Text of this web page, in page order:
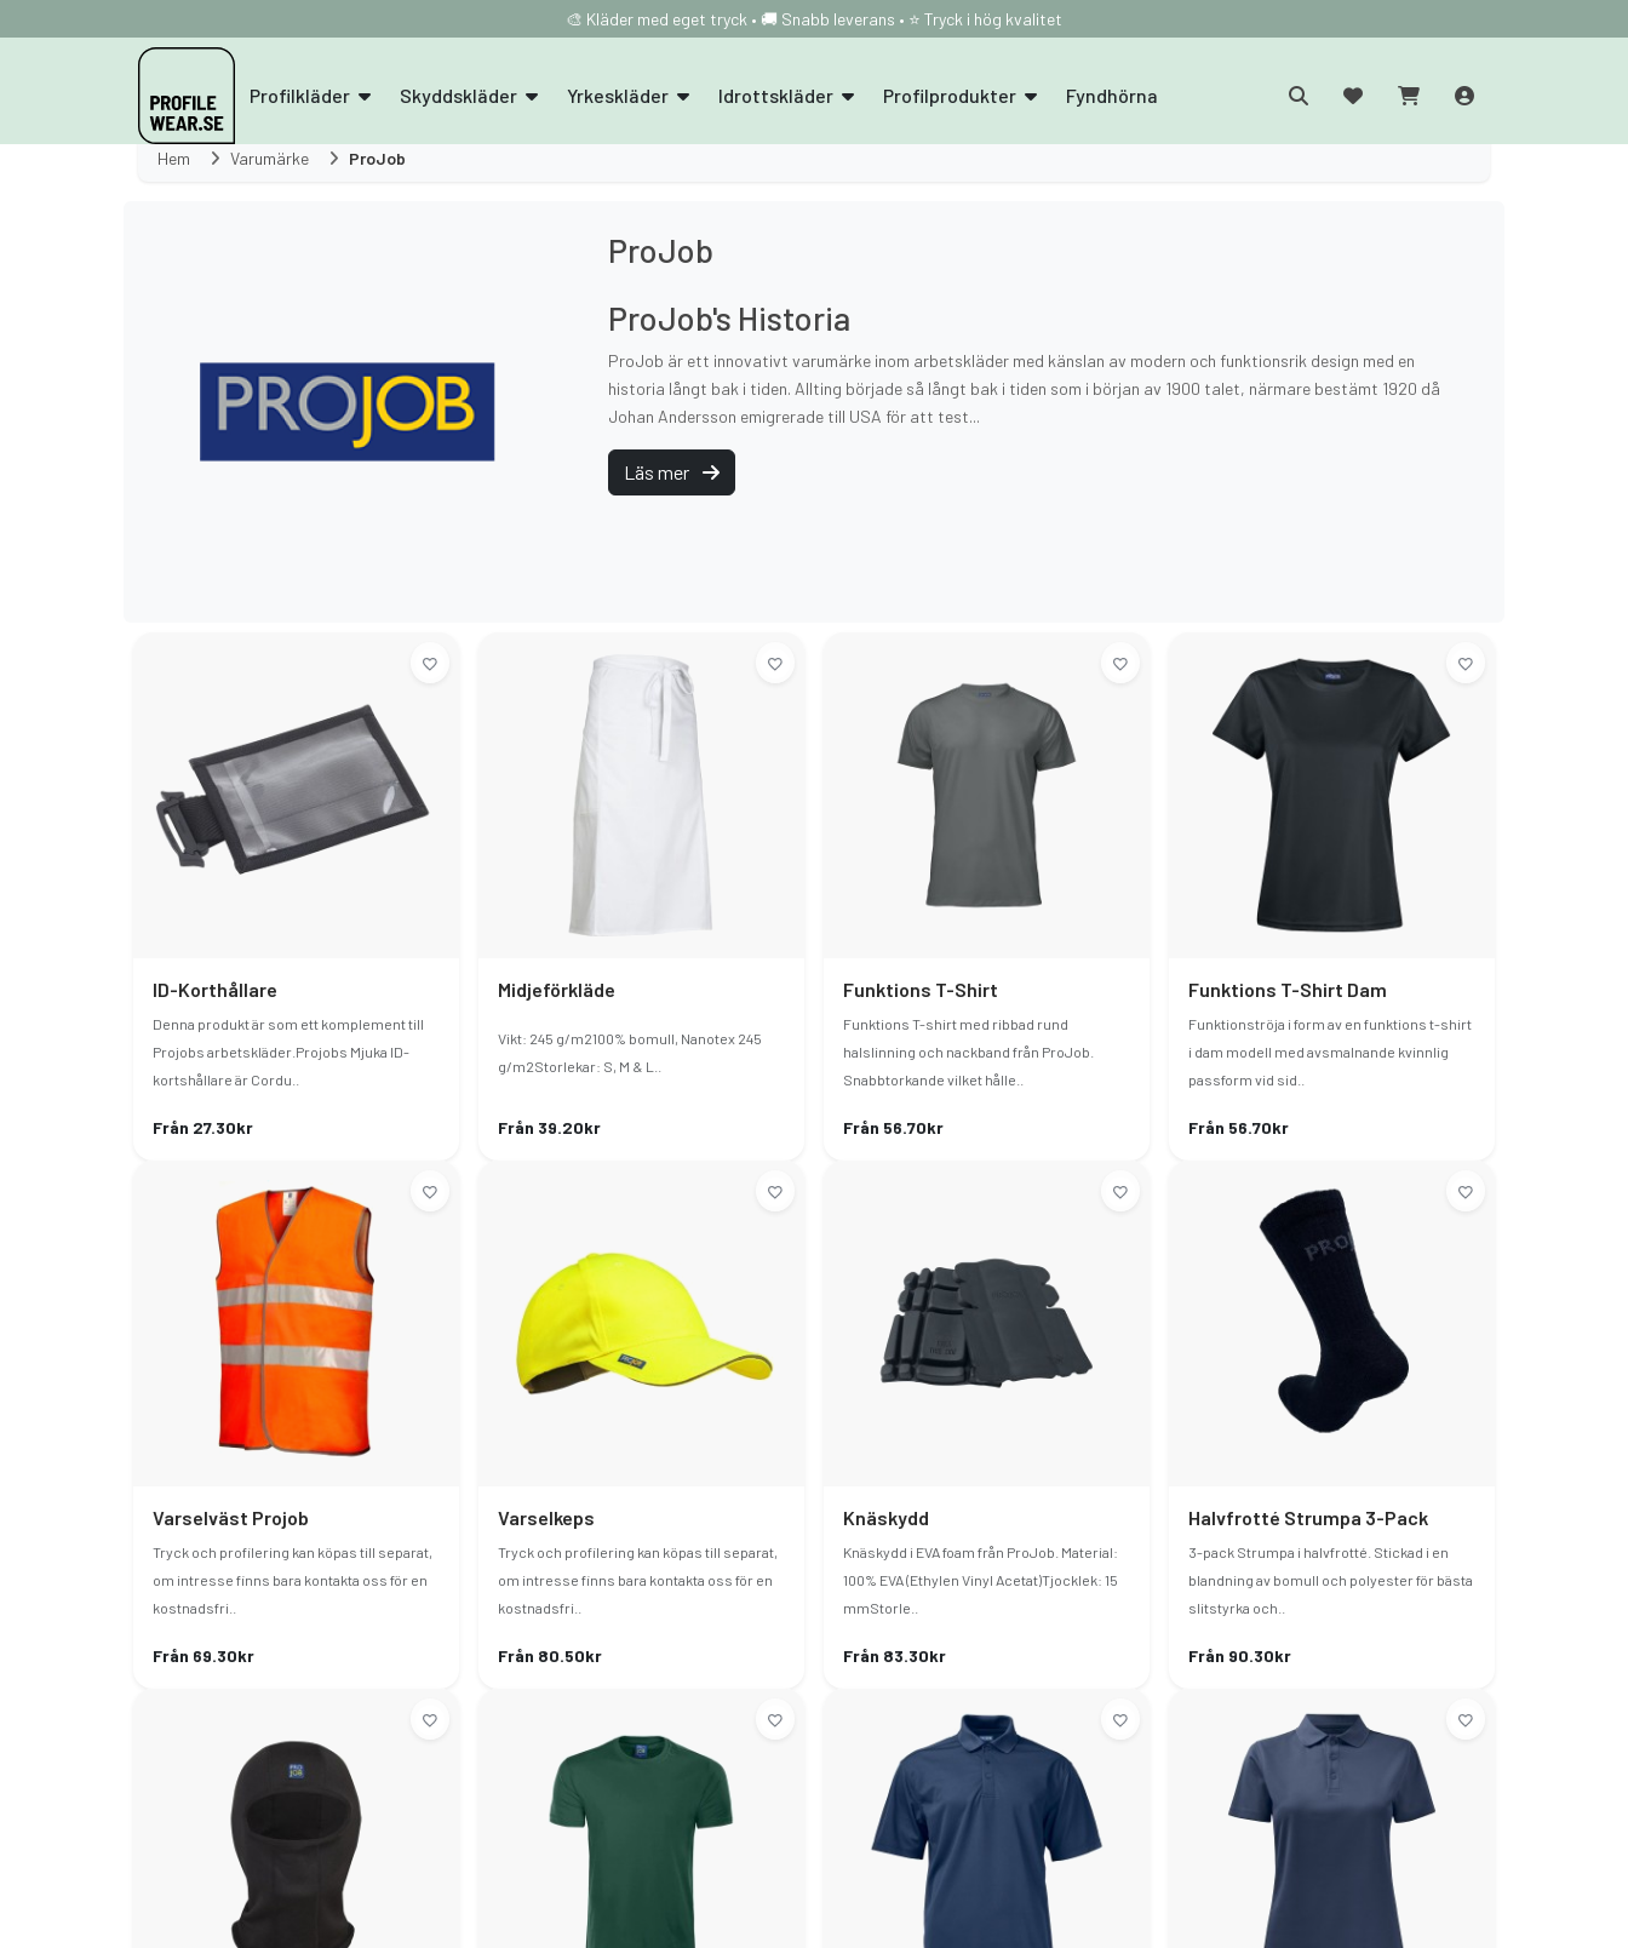
🎨 Kläder med eget tryck • 🚚 Snabb leverans • ⭐ Tryck i hög kvalitet
Profilkläder Skyddskläder Yrkeskläder Idrottskläder Profilprodukter Fyndhörna
Hem Varumärke ProJob
ProJob
ProJob's Historia
ProJob är ett innovativt varumärke inom arbetskläder med känslan av modern och funktionsrik design med en
historia långt bak i tiden. Allting började så långt bak i tiden som i början av 1900 talet, närmare bestämt 1920 då
Johan Andersson emigrerade till USA för att test...
Läs mer
ID-Korthållare
Denna produkt är som ett komplement till
Projobs arbetskläder.Projobs Mjuka ID-
kortshållare är Cordu..
Från 27.30kr
Midjeförkläde
Vikt: 245 g/m2100% bomull, Nanotex 245
g/m2Storlekar: S, M & L..
Från 39.20kr
Funktions T-Shirt
Funktions T-shirt med ribbad rund
halslinning och nackband från ProJob.
Snabbtorkande vilket hålle..
Från 56.70kr
Funktions T-Shirt Dam
Funktionströja i form av en funktions t-shirt
i dam modell med avsmalnande kvinnlig
passform vid sid..
Från 56.70kr
Varselväst Projob
Tryck och profilering kan köpas till separat,
om intresse finns bara kontakta oss för en
kostnadsfri..
Från 69.30kr
Varselkeps
Tryck och profilering kan köpas till separat,
om intresse finns bara kontakta oss för en
kostnadsfri..
Från 80.50kr
Knäskydd
Knäskydd i EVA foam från ProJob. Material:
100% EVA (Ethylen Vinyl Acetat)Tjocklek: 15
mmStorle..
Från 83.30kr
Halvfrotté Strumpa 3-Pack
3-pack Strumpa i halvfrotté. Stickad i en
blandning av bomull och polyester för bästa
slitstyrka och..
Från 90.30kr